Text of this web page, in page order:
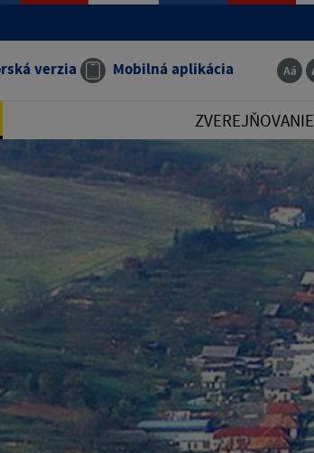
verzia Mobilná aplikácia
ZVEREJŇOVANIE